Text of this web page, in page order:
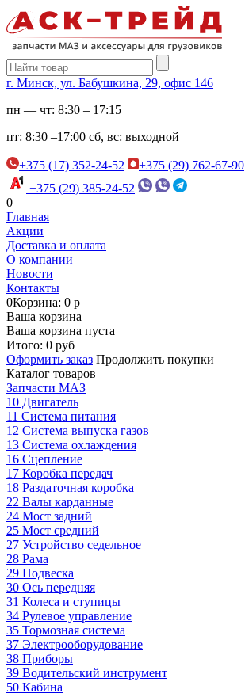
г. Минск, ул. Бабушкина, 29, офис 146
пн — чт: 8:30 – 17:15
пт: 8:30 –17:00 сб, вс: выходной
+375 (17) 352-24-52
+375 (29) 762-67-90
+375 (29) 385-24-52
0
Главная
Акции
Доставка и оплата
О компании
Новости
Контакты
0Корзина: 0 р
Ваша корзина
Ваша корзина пуста
Итого: 0 руб
Оформить заказ Продолжить покупки
Каталог товаров
Запчасти МАЗ
10 Двигатель
11 Система питания
12 Система выпуска газов
13 Система охлаждения
16 Сцепление
17 Коробка передач
18 Раздаточная коробка
22 Валы карданные
24 Мост задний
25 Мост средний
27 Устройство седельное
28 Рама
29 Подвеска
30 Ось передняя
31 Колеса и ступицы
34 Рулевое управление
35 Тормозная система
37 Электрооборудование
38 Приборы
39 Водительский инструмент
50 Кабина